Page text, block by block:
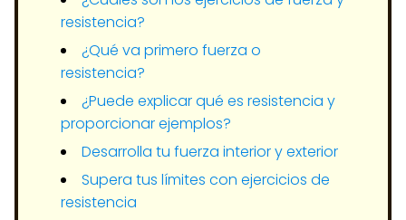
resistencia?
¿Qué va primero fuerza o
resistencia?
¿Puede explicar qué es resistencia y
proporcionar ejemplos?
Desarrolla tu fuerza interior y exterior
Supera tus límites con ejercicios de
resistencia